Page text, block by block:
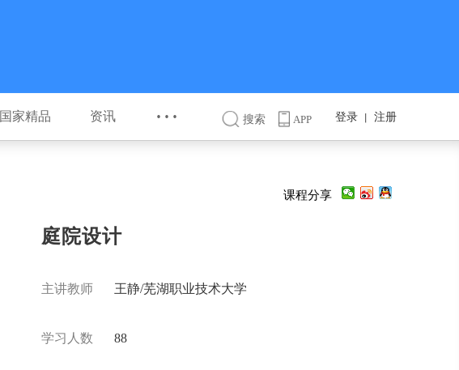
国家精品 资讯 ··· 搜索 APP 登录 注册
课程分享
庭院设计
主讲教师 王静/芜湖职业技术大学
学习人数 88